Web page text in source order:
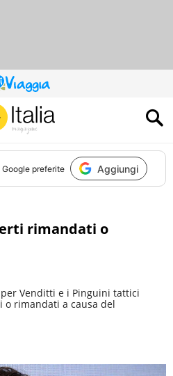
QUESTO
SITO
CONTRIBUISCE
ALL’AUDIENCE
DI
preferite Aggiungi
rimandati o
Venditti e i Pinguini tattici
o rimandati a causa del